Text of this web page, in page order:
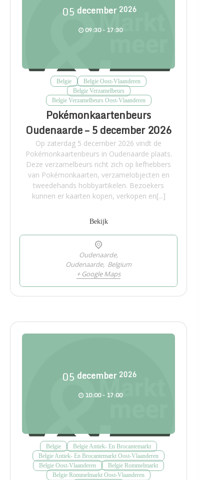
05 december 2026
09:30 - 17:30
Belgie
Belgie Oost-Vlaanderen
Belgie Verzamelbeurs
Belgie Verzamelbeurs Oost-Vlaanderen
Pokémonkaartenbeurs
Oudenaarde – 5 december 2026
Op zaterdag 5 december 2026 vindt de
Pokémonkaartenbeurs in Oudenaarde plaats.
Deze verzamelbeurs richt zich op liefhebbers
van Pokémonkaarten, verzamelobjecten en
tweedehands hobbyartikelen. Bezoekers
kunnen er kaarten kopen, verkopen en[...]
Bekijk
Oudenaarde,
Oudenaarde, Belgium
+ Google Maps
05 december 2026
10:00 - 17:00
Belgie
Belgie Antiek- En Brocantemarkt
Belgie Antiek- En Brocantemarkt Oost-Vlaanderen
Belgie Oost-Vlaanderen
Belgie Rommelmarkt
Belgie Rommelmarkt Oost-Vlaanderen